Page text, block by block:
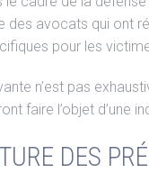
des avocats qui ont
pour les
n’est pas
faire l’objet
DES